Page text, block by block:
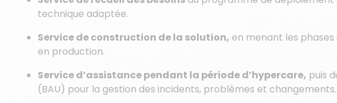
technique adaptée.
Service de construction de la solution, en menant les
en production.
Service d’assistance pendant la période d’hypercare, puis
(BAU) pour la gestion des incidents, problèmes et changements.